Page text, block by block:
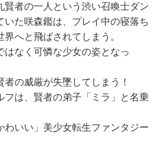
賢者の一人という渋い召喚士ダン
た咲森鑑は、プレイ中の寝落ち
へと飛ばされてしまう。
はなく可憐な少女の姿となっ
の威厳が失墜してしまう！
フは、賢者の弟子「ミラ」と名乗
わいい」美少女転生ファンタジー